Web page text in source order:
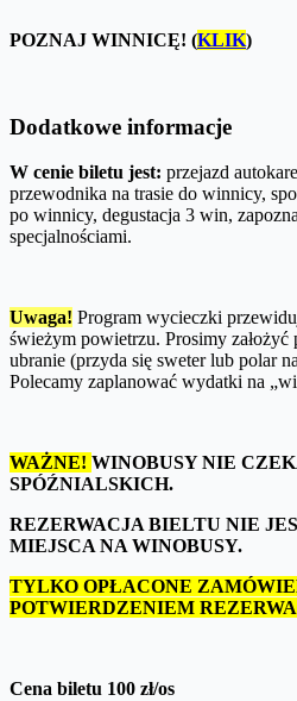
POZNAJ WINNICĘ! (KLIK)
Dodatkowe informacje
W cenie biletu jest: przejazd
przewodnika na trasie do winnicy,
po winnicy, degustacja 3 win,
specjalnościami.
Uwaga! Program wycieczki
świeżym powietrzu. Prosimy
ubranie (przyda się sweter lub polar
Polecamy zaplanować wydatki na
WAŻNE! WINOBUSY NIE
SPÓŹNIALSKICH.
REZERWACJA BIELTU NIE
MIEJSCA NA WINOBUSY.
TYLKO OPŁACONE
POTWIERDZENIEM
Cena biletu 100 zł/os